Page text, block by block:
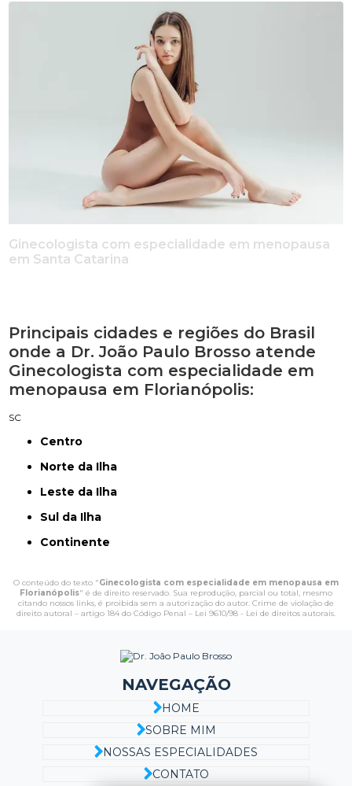
Ginecologista com especialidade em menopausa
em Santa Catarina
Principais cidades e regiões do Brasil
onde a Dr. João Paulo Brosso atende
Ginecologista com especialidade em
menopausa em Florianópolis:
SC
Centro
Norte da Ilha
Leste da Ilha
Sul da Ilha
Continente
O conteúdo do texto "Ginecologista com especialidade em menopausa em
Florianópolis" é de direito reservado. Sua reprodução, parcial ou total, mesmo
citando nossos links, é proibida sem a autorização do autor. Crime de violação de
direito autoral – artigo 184 do Código Penal – Lei 9610/98 - Lei de direitos autorais.
NAVEGAÇÃO
HOME
SOBRE MIM
NOSSAS ESPECIALIDADES
CONTATO